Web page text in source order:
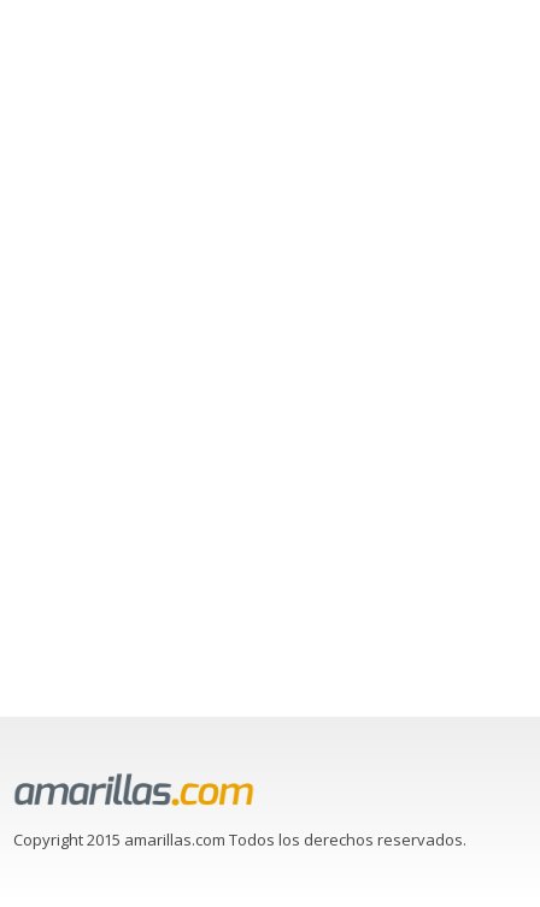
Copyright 2015 amarillas.com Todos los derechos reservados.